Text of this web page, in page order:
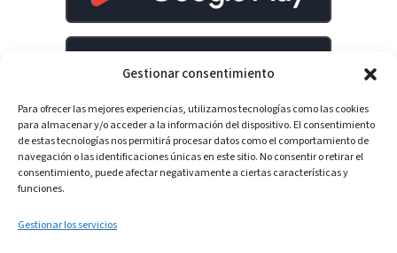
Gestionar consentimiento
Para ofrecer las mejores experiencias, utilizamos tecnologías como las cookies
para almacenar y/o acceder a la información del dispositivo. El consentimiento
de estas tecnologías nos permitirá procesar datos como el comportamiento de
navegación o las identificaciones únicas en este sitio. No consentir o retirar el
consentimiento, puede afectar negativamente a ciertas características y
funciones.
Gestionar los servicios